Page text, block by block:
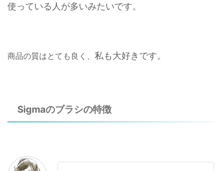
使っている人が多いみたいです。
商品の質はとても良く、 私も大好きです。
Sigmaのブラシの特徴